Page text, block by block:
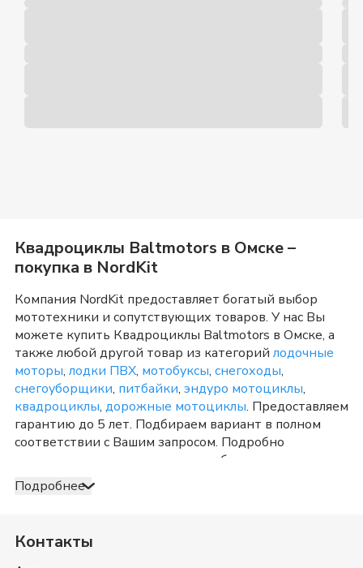
Квадроциклы Baltmotors в Омске–
покупка в NordKit
Компания NordKit предоставляет богатый выбор
мототехники и сопутствующих товаров. У нас Вы
можете купить Квадроциклы Baltmotors в Омске, а
также любой другой товар из категорий лодочные
моторы, лодки ПВХ, мотобуксы, снегоходы,
снегоуборщики, питбайки, эндуро мотоциклы,
квадроциклы, дорожные мотоциклы. Предоставляем
гарантию до 5 лет. Подбираем вариант в полном
соответствии с Вашим запросом. Подробно
консультируем и отвечаем на любые вопросы по
телефону и в шоу-руме в
категорииКвадроциклы Baltmotors
Омске
России. Оплата принимается несколькими способами:
Подробнее
Контакты